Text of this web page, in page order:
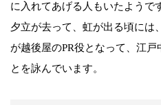
に入れてあげる人もいたようで
夕立が去って、虹が出る頃には
が越後屋のPR役となって、江
とを詠んでいます。